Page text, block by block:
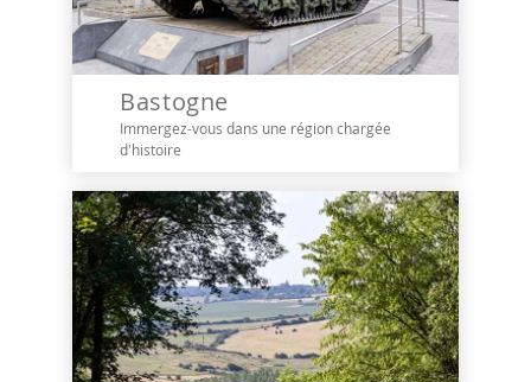
Bastogne
Immergez-vous dans une région chargée
d'histoire